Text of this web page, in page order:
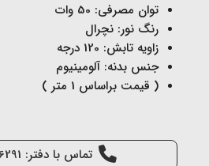
توان مصرفی: 50 وات
رنگ نور: نچرال
زاویه تابش: 120 درجه
جنس بدنه: آلومینیوم
( قیمت براساس 1 متر )
تماس با دفتر: 33976291-021